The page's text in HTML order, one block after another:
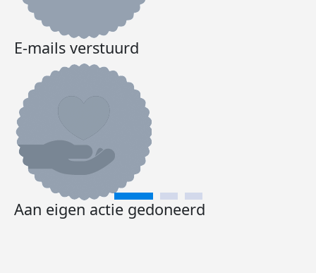
E-mails verstuurd
Aan eigen actie gedoneerd